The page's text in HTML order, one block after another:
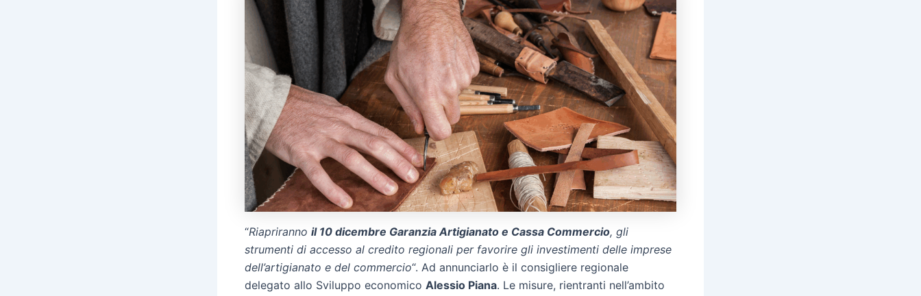
“Riapriranno il 10 dicembre Garanzia Artigianato e Cassa Commercio, gli
strumenti di accesso al credito regionali per favorire gli investimenti delle imprese
dell’artigianato e del commercio“. Ad annunciarlo è il consigliere regionale
delegato allo Sviluppo economico Alessio Piana. Le misure, rientranti nell’ambito